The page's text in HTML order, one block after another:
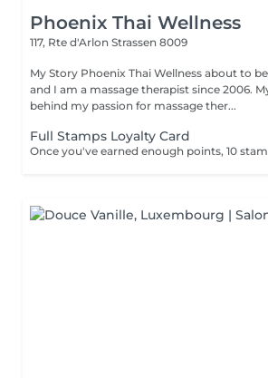
Phoenix Thai Wellness
117, Rte d'Arlon Strassen 8009
My Story Phoenix Thai Wellness about to
and I am a massage therapist since 2006.
behind my passion for massage ther...
Full Stamps Loyalty Card